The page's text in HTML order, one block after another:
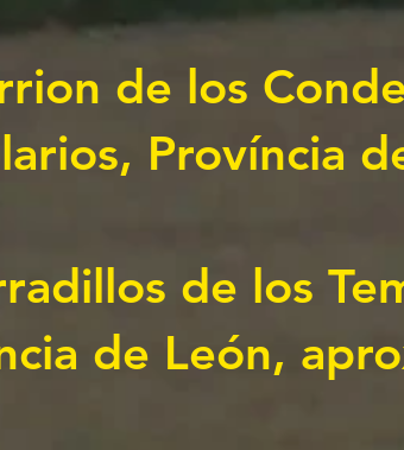
de los
Província
de los
de León,